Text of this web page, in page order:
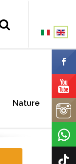
Nature